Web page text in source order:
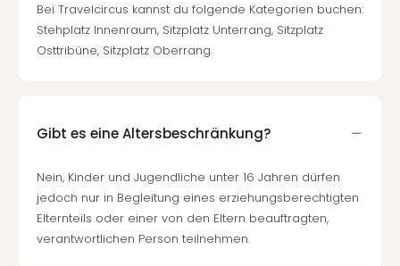
Bei Travelcircus kannst du folgende Kategorien buchen:
Stehplatz Innenraum, Sitzplatz Unterrang, Sitzplatz
Osttribüne, Sitzplatz Oberrang.
Gibt es eine Altersbeschränkung?
Nein, Kinder und Jugendliche unter 16 Jahren dürfen
jedoch nur in Begleitung eines erziehungsberechtigten
Elternteils oder einer von den Eltern beauftragten,
verantwortlichen Person teilnehmen.